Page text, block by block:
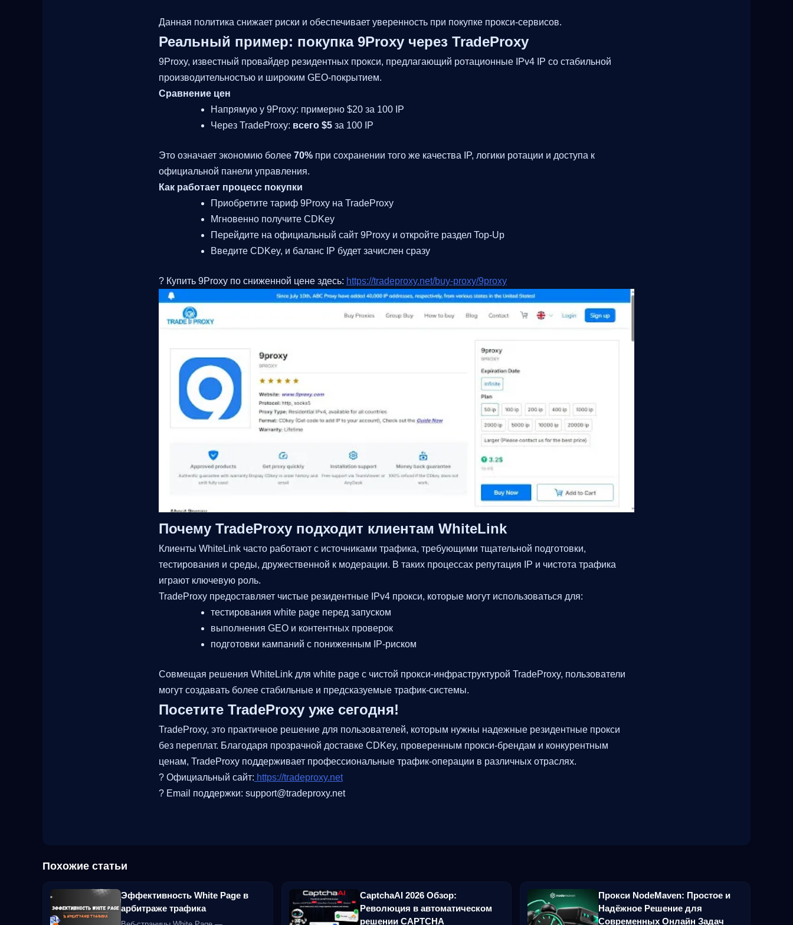
Данная политика снижает риски и обеспечивает уверенность при покупке прокси-сервисов.
Реальный пример: покупка 9Proxy через TradeProxy
9Proxy, известный провайдер резидентных прокси, предлагающий ротационные IPv4 IP со стабильной
производительностью и широким GEO-покрытием.
Сравнение цен
Напрямую у 9Proxy: примерно $20 за 100 IP
Через TradeProxy: всего $5за 100 IP
Это означает экономию более 70%при сохранении того же качества IP, логики ротации и доступа к
официальной панели управления.
Как работает процесс покупки
Приобретите тариф 9Proxy на TradeProxy
Мгновенно получите CDKey
Перейдите на официальный сайт 9Proxy и откройте раздел Top-Up
Введите CDKey, и баланс IP будет зачислен сразу
? Купить 9Proxy по сниженной цене здесь: https://tradeproxy.net/buy-proxy/9proxy
Почему TradeProxy подходит клиентам WhiteLink
Клиенты WhiteLink часто работают с источниками трафика, требующими тщательной подготовки,
тестирования и среды, дружественной к модерации. В таких процессах репутация IP и чистота трафика
играют ключевую роль.
TradeProxy предоставляет чистые резидентные IPv4 прокси, которые могут использоваться для:
тестирования white page перед запуском
выполнения GEO и контентных проверок
подготовки кампаний с пониженным IP-риском
Совмещая решения WhiteLink для white page с чистой прокси-инфраструктурой TradeProxy, пользователи
могут создавать более стабильные и предсказуемые трафик-системы.
Посетите TradeProxy уже сегодня!
TradeProxy, это практичное решение для пользователей, которым нужны надежные резидентные прокси
без переплат. Благодаря прозрачной доставке CDKey, проверенным прокси-брендам и конкурентным
ценам, TradeProxy поддерживает профессиональные трафик-операции в различных отраслях.
? Официальный сайт: https://tradeproxy.net
? Email поддержки: support@tradeproxy.net
Похожие статьи
Эффективность White Page в
арбитраже трафика
CaptchaAI 2026 Обзор:
Революция в автоматическом
решении CAPTCHA
Прокси NodeMaven: Простое и
Надёжное Решение для
Современных Онлайн Задач